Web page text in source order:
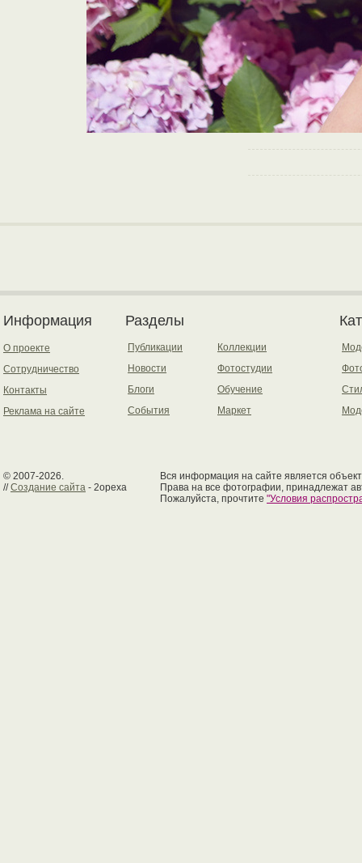
Информация
О проекте
Сотрудничество
Контакты
Реклама на сайте
Разделы
Публикации
Новости
Блоги
События
Коллекции
Фотостудии
Обучение
Маркет
© 2007-2026.
//Создание сайта - 2opexa
Вся информация на сайте является
Права на все фотографии, принадлежат
Пожалуйста, прочтите "Условия